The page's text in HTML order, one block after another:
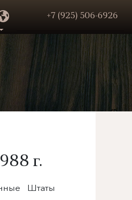
+7 (925) 506-6926
г.
Штаты